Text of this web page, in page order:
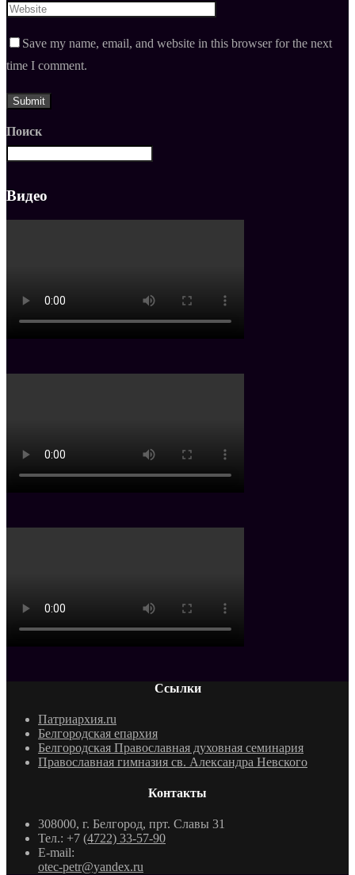
Save my name, email, and website in this browser for the next
time I comment.
Поиск
Видео
Ссылки
Патриархия.ru
Белгородская епархия
Белгородская Православная духовная семинария
Православная гимназия св. Александра Невского
Контакты
308000, г. Белгород, прт. Славы 31
Тел.: +7 (4722) 33-57-90
E-mail:
otec-petr@yandex.ru